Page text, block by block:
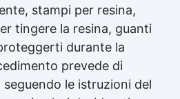
stampi per resina,
tingere la resina, guanti
durante la
prevede di
le istruzioni del